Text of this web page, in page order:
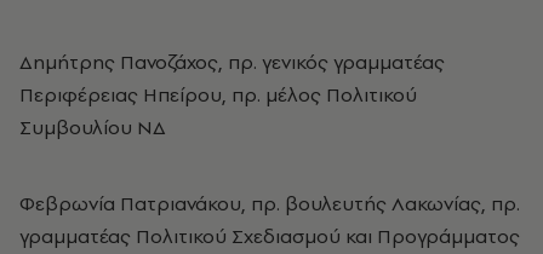
Δημήτρης Πανοζάχος, πρ. γενικός γραμματέας
Περιφέρειας Ηπείρου, πρ. μέλος Πολιτικού
Συμβουλίου ΝΔ
Φεβρωνία Πατριανάκου, πρ. βουλευτής Λακωνίας, πρ.
γραμματέας Πολιτικού Σχεδιασμού και Προγράμματος